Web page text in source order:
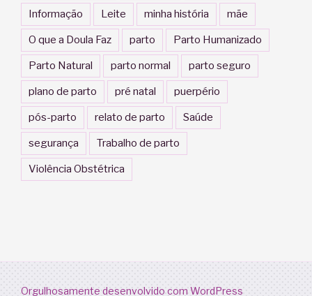
Informação Leite minha história mãe
O que a Doula Faz parto Parto Humanizado
Parto Natural parto normal parto seguro
plano de parto pré natal puerpério
pós-parto relato de parto Saúde
segurança Trabalho de parto
Violência Obstétrica
Orgulhosamente desenvolvido com WordPress